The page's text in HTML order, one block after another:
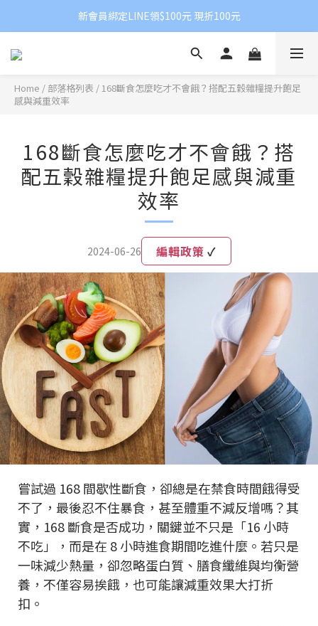
新會員綁定LINE領$100元 現折100元
Home / 部落格列表 /168斷食怎麼吃才不會餓？搭配五穀雜糧提升飽足
感與減重效率
168斷食怎麼吃才不會餓？搭
配五穀雜糧提升飽足感與減重
效率
2024-06-26 編輯政策 ✓
嘗試過 168 間歇性斷食，卻總是在禁食時間餓得受
不了，最後忍不住暴食，甚至體重不減反增嗎？其
實，168 斷食是否成功，關鍵並不只是「16 小時
不吃」，而是在 8 小時進食期間吃進什麼。若只是
一味減少熱量，卻忽略蛋白質、膳食纖維與均衡營
養，不僅容易挨餓，也可能讓減重效果大打折
扣。